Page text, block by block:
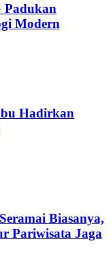
Padukan
Modern
Hadirkan
Biasanya,
Pariwisata Jaga